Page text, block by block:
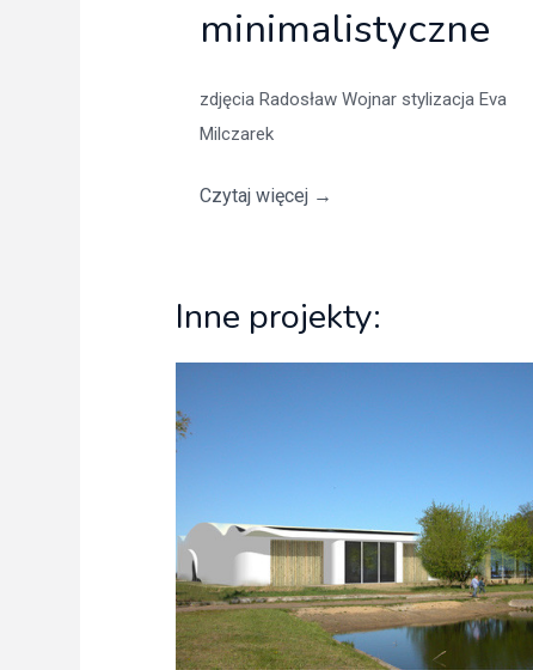
minimalistyczne
zdjęcia Radosław Wojnar stylizacja Eva
Milczarek
Czytaj więcej →
Inne projekty: